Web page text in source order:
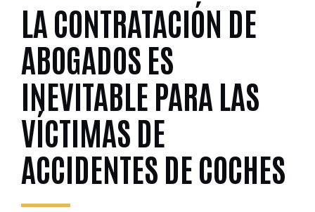
LA CONTRATACIÓN DE
ABOGADOS ES
INEVITABLE PARA LAS
VÍCTIMAS DE
ACCIDENTES DE COCHES